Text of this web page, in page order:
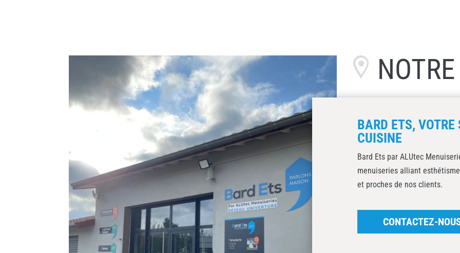
BARD ETS,
CUISINE
Bard Ets par ALUtec
menuiseries alliant
et proches de nos clients.
CONTACTEZ-